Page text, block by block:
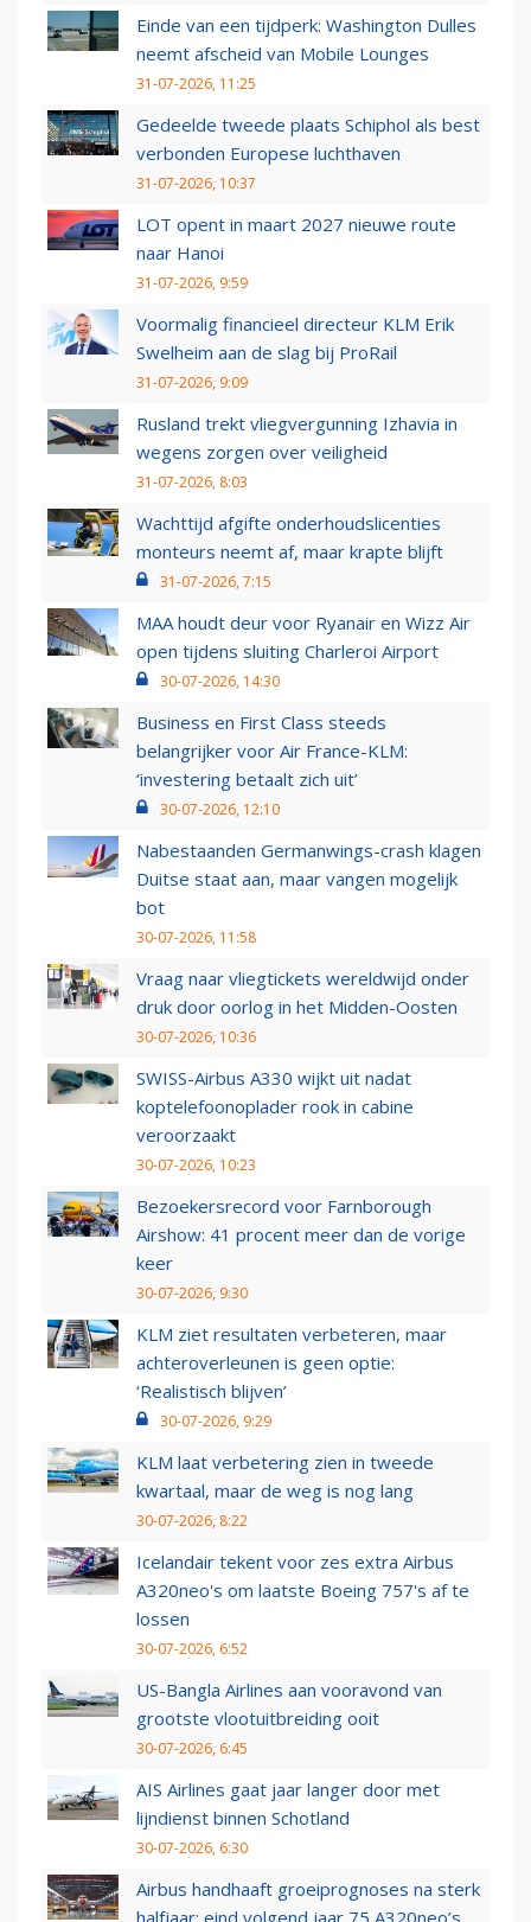
Einde van een tijdperk: Washington Dulles
neemt afscheid van Mobile Lounges
31-07-2026, 11:25
Gedeelde tweede plaats Schiphol als best
verbonden Europese luchthaven
31-07-2026, 10:37
LOT opent in maart 2027 nieuwe route
naar Hanoi
31-07-2026, 9:59
Voormalig financieel directeur KLM Erik
Swelheim aan de slag bij ProRail
31-07-2026, 9:09
Rusland trekt vliegvergunning Izhavia in
wegens zorgen over veiligheid
31-07-2026, 8:03
Wachttijd afgifte onderhoudslicenties
monteurs neemt af, maar krapte blijft
31-07-2026, 7:15
MAA houdt deur voor Ryanair en Wizz Air
open tijdens sluiting Charleroi Airport
30-07-2026, 14:30
Business en First Class steeds
belangrijker voor Air France-KLM:
‘investering betaalt zich uit’
30-07-2026, 12:10
Nabestaanden Germanwings-crash klagen
Duitse staat aan, maar vangen mogelijk
bot
30-07-2026, 11:58
Vraag naar vliegtickets wereldwijd onder
druk door oorlog in het Midden-Oosten
30-07-2026, 10:36
SWISS-Airbus A330 wijkt uit nadat
koptelefoonoplader rook in cabine
veroorzaakt
30-07-2026, 10:23
Bezoekersrecord voor Farnborough
Airshow: 41 procent meer dan de vorige
keer
30-07-2026, 9:30
KLM ziet resultaten verbeteren, maar
achteroverleunen is geen optie:
‘Realistisch blijven’
30-07-2026, 9:29
KLM laat verbetering zien in tweede
kwartaal, maar de weg is nog lang
30-07-2026, 8:22
Icelandair tekent voor zes extra Airbus
A320neo's om laatste Boeing 757's af te
lossen
30-07-2026, 6:52
US-Bangla Airlines aan vooravond van
grootste vlootuitbreiding ooit
30-07-2026, 6:45
AIS Airlines gaat jaar langer door met
lijndienst binnen Schotland
30-07-2026, 6:30
Airbus handhaaft groeiprognoses na sterk